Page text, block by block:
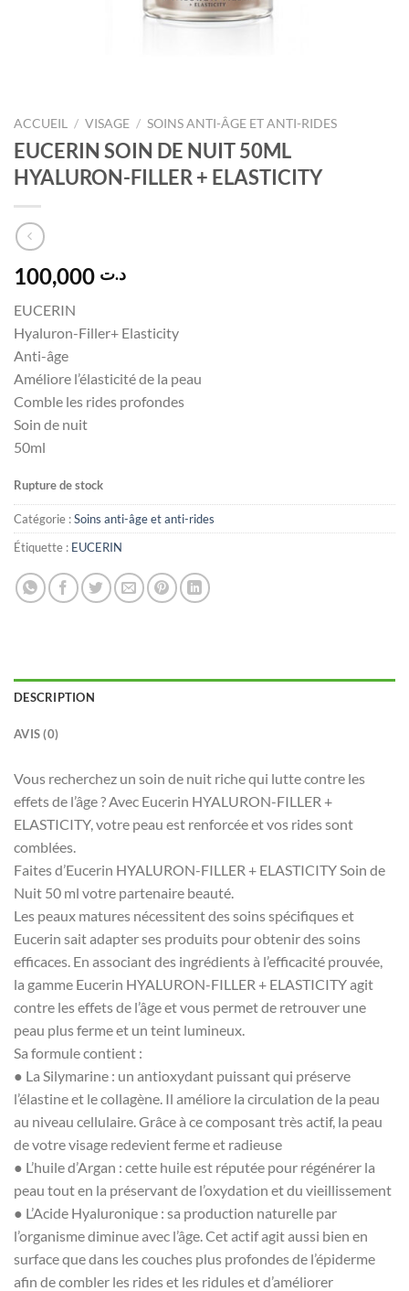
ACCUEIL / VISAGE / SOINS ANTI-ÂGE ET ANTI-RIDES
EUCERIN SOIN DE NUIT 50ML
HYALURON-FILLER + ELASTICITY
د.ت
EUCERIN
Hyaluron-Filler+ Elasticity
Anti-âge
Améliore l’élasticité de la peau
Comble les rides profondes
Soin de nuit
50ml
Rupture de stock
Catégorie :Soins anti-âge et anti-rides
Étiquette : EUCERIN
DESCRIPTION
AVIS (0)
Vous recherchez un soin de nuit riche qui lutte contre les
effets de l’âge ? Avec Eucerin HYALURON-FILLER +
ELASTICITY, votre peau est renforcée et vos rides sont
comblées.
Faites d’Eucerin HYALURON-FILLER + ELASTICITY Soin de
Nuit 50 ml votre partenaire beauté.
Les peaux matures nécessitent des soins spécifiques et
Eucerin sait adapter ses produits pour obtenir des soins
efficaces. En associant des ingrédients à l’efficacité prouvée,
la gamme Eucerin HYALURON-FILLER + ELASTICITY agit
contre les effets de l’âge et vous permet de retrouver une
peau plus ferme et un teint lumineux.
Sa formule contient :
● La Silymarine : un antioxydant puissant qui préserve
l’élastine et le collagène. Il améliore la circulation de la peau
au niveau cellulaire. Grâce à ce composant très actif, la peau
de votre visage redevient ferme et radieuse
● L’huile d’Argan : cette huile est réputée pour régénérer la
peau tout en la préservant de l’oxydation et du vieillissement
● L’Acide Hyaluronique : sa production naturelle par
l’organisme diminue avec l’âge. Cet actif agit aussi bien en
surface que dans les couches plus profondes de l’épiderme
afin de combler les rides et les ridules et d’améliorer